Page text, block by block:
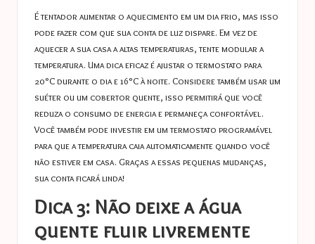
É tentador aumentar o aquecimento em um dia frio, mas isso
pode fazer com que sua conta de luz dispare. Em vez de
aquecer a sua casa a altas temperaturas, tente modular a
temperatura. Uma dica eficaz é ajustar o termostato para
20°C durante o dia e 16°C à noite. Considere também usar um
suéter ou um cobertor quente, isso permitirá que você
reduza o consumo de energia e permaneça confortável.
Você também pode investir em um termostato programável
para que a temperatura caia automaticamente quando você
não estiver em casa. Graças a essas pequenas mudanças,
sua conta ficará linda!
Dica 3: Não deixe a água
quente fluir livremente